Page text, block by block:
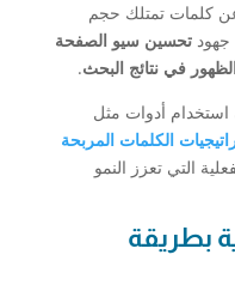
كلمات تمتلك حجم
تحسين سيو الصفحة
في نتائج البحث.
استخدام أدوات مثل
الكلمات المربحة
التي تعزز النمو
بطريقة